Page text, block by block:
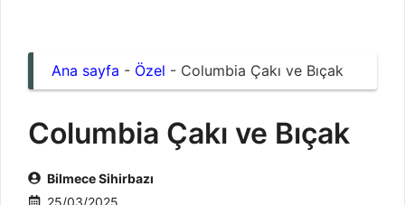
Ana sayfa - Özel - Columbia Çakı ve Bıçak
Columbia Çakı ve Bıçak
Bilmece Sihirbazı
25/03/2025